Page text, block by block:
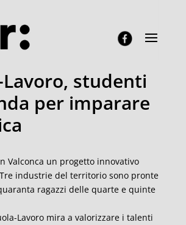
Lavoro, studenti
per imparare
Valconca un progetto innovativo
industrie del territorio sono pronte
ragazzi delle quarte e quinte
Lavoro mira a valorizzare i talenti